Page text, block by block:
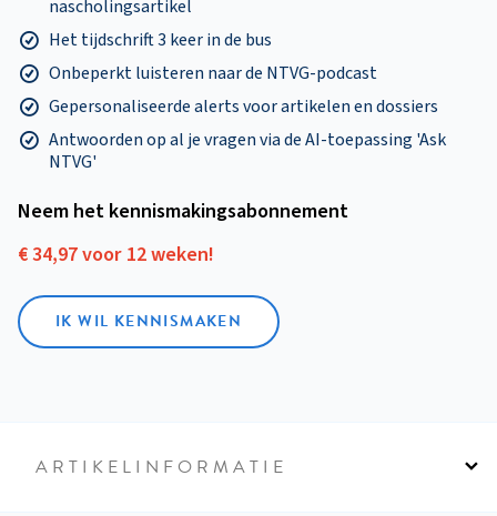
nascholingsartikel
Het tijdschrift 3 keer in de bus
Onbeperkt luisteren naar de NTVG-podcast
Gepersonaliseerde alerts voor artikelen en dossiers
Antwoorden op al je vragen via de AI-toepassing 'Ask
NTVG'
Neem het kennismakings­abonnement
€ 34,97 voor 12 weken!
IK WIL KENNISMAKEN
ARTIKELINFORMATIE